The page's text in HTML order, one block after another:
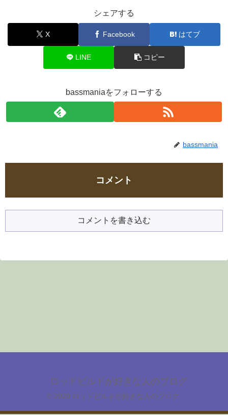
シェアする
X Facebook はてブ
LINE コピー
bassmaniaをフォローする
bassmania
コメント
コメントを書き込む
ロッドビルドが好きな人のブログ
© 2020 ロッドビルドが好きな人のブログ.